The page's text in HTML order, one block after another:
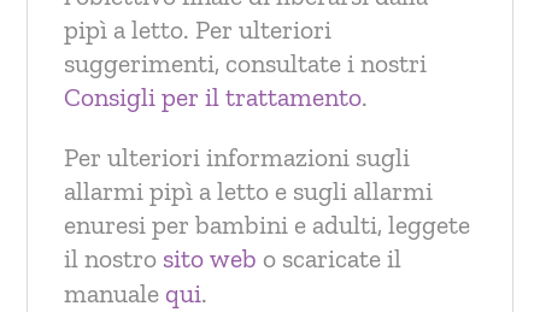
pipì a letto. Per ulteriori
suggerimenti, consultate i nostri
Consigli per il trattamento.
Per ulteriori informazioni sugli
allarmi pipì a letto e sugli allarmi
enuresi per bambini e adulti, leggete
il nostro sito web o scaricate il
manualequi.